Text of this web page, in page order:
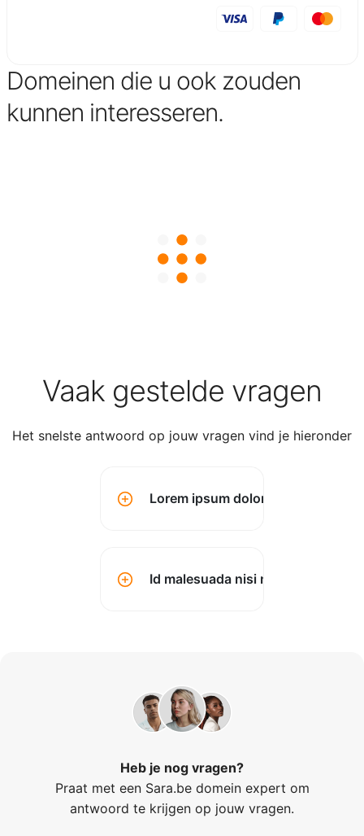
Domeinen die u ook zouden
kunnen interesseren.
Vaak gestelde vragen
Het snelste antwoord op jouw vragen vind je hieronder
Lorem ipsum dolor sit amet
Id malesuada nisi montes?
Heb je nog vragen?
Praat met een Sara.be domein expert om
antwoord te krijgen op jouw vragen.